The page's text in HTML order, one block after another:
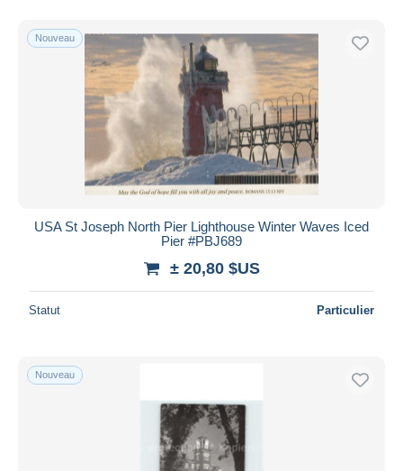
Nouveau
USA St Joseph North Pier Lighthouse Winter Waves Iced
Pier #PBJ689
± 20,80 $US
Statut Particulier
Nouveau